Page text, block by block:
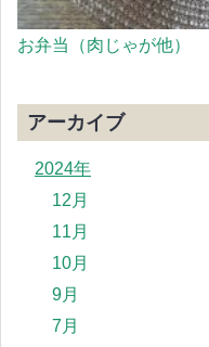
お弁当（肉じゃが他）
アーカイブ
2024年
12月
11月
10月
9月
7月